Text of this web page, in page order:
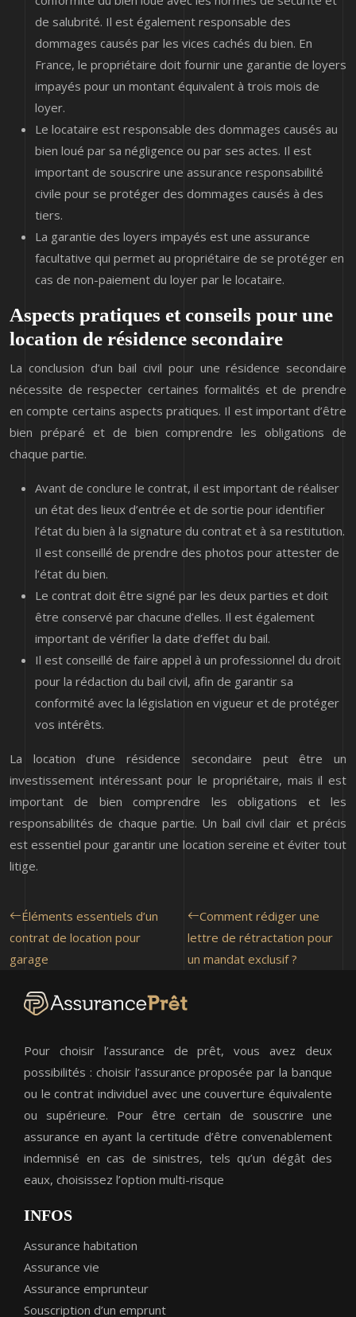
de salubrité. Il est également responsable des
dommages causés par les vices cachés du bien. En
France, le propriétaire doit fournir une garantie de loyers
impayés pour un montant équivalent à trois mois de
loyer.
Le locataire est responsable des dommages causés au
bien loué par sa négligence ou par ses actes. Il est
important de souscrire une assurance responsabilité
civile pour se protéger des dommages causés à des
tiers.
La garantie des loyers impayés est une assurance
facultative qui permet au propriétaire de se protéger en
cas de non-paiement du loyer par le locataire.
Aspects pratiques et conseils pour une
location de résidence secondaire
La conclusion d’un bail civil pour une résidence secondaire
nécessite de respecter certaines formalités et de prendre
en compte certains aspects pratiques. Il est important d’être
bien préparé et de bien comprendre les obligations de
chaque partie.
Avant de conclure le contrat, il est important de réaliser
un état des lieux d’entrée et de sortie pour identifier
l’état du bien à la signature du contrat et à sa restitution.
Il est conseillé de prendre des photos pour attester de
l’état du bien.
Le contrat doit être signé par les deux parties et doit
être conservé par chacune d’elles. Il est également
important de vérifier la date d’effet du bail.
Il est conseillé de faire appel à un professionnel du droit
pour la rédaction du bail civil, afin de garantir sa
conformité avec la législation en vigueur et de protéger
vos intérêts.
La location d’une résidence secondaire peut être un
investissement intéressant pour le propriétaire, mais il est
important de bien comprendre les obligations et les
responsabilités de chaque partie. Un bail civil clair et précis
est essentiel pour garantir une location sereine et éviter tout
litige.
Éléments essentiels d’un
contrat de location pour
garage
Comment rédiger une
lettre de rétractation pour
un mandat exclusif ?
Pour choisir l’assurance de prêt, vous avez deux
possibilités : choisir l’assurance proposée par la banque
ou le contrat individuel avec une couverture équivalente
ou supérieure. Pour être certain de souscrire une
assurance en ayant la certitude d’être convenablement
indemnisé en cas de sinistres, tels qu’un dégât des
eaux, choisissez l’option multi-risque
INFOS
Assurance habitation
Assurance vie
Assurance emprunteur
Souscription d’un emprunt